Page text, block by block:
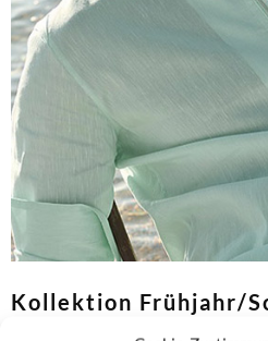
Kollektion Frühjahr/